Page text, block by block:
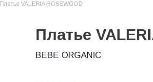
Платье VALERIA ROSEWOOD
Платье
BEBE ORGANIC